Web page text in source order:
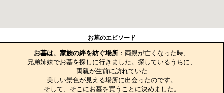
お墓のエピソード
お墓は、家族の絆を紡ぐ場所 ：両親が亡くなった時、
兄弟姉妹でお墓を探しに行きました。探しているうちに、
両親が生前に訪れていた
美しい景色が見える場所に出会ったのです。
そして、そこにお墓を買うことに決めました。